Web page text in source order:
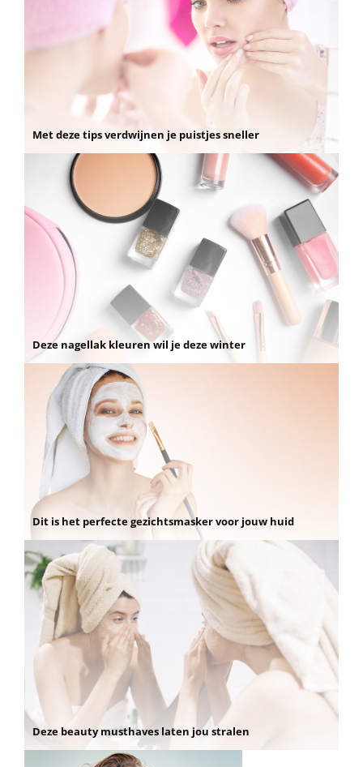
Met deze tips verdwijnen je puistjes sneller
Deze nagellak kleuren wil je deze winter
Dit is het perfecte gezichtsmasker voor jouw huid
Deze beauty musthaves laten jou stralen